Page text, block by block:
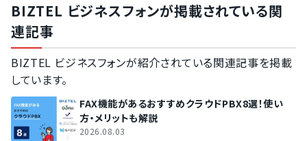
BIZTEL ビジネスフォンが掲載されている関
連記事
BIZTEL ビジネスフォンが紹介されている関連記事を掲載
しています。
FAX機能があるおすすめクラウドPBX8選！使い
方・メリットも解説
2026.08.03